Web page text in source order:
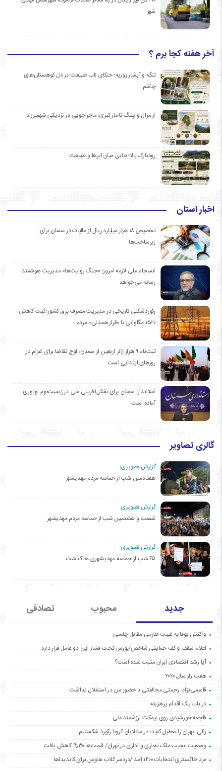
شهر
آخر هفته کجا برم ؟
تنگه و آبشار روزیه؛ خنکای ناب طبیعت در دل کوهستان‌های
چاشم
از مرال و پلنگ تا مار کبری؛ ماجراجویی در نزدیکی شهمیرزاد
رودبارک بالا؛ جایی میان ابرها و طبیعت
اخبار استان
تخصیص ۱۸ هزار میلیارد ریال از مالیات در سمنان برای
زیرساخت‌ها
انسجام ملی لازمه امروز؛ «جنگ روایت‌ها» مدیریت هوشمند
رسانه می‌خواهد
رکوردشکنی تاریخی در مدیریت مصرف برق کشور؛ ثبت کاهش
۱۵۲۰ مگاواتی با «قرار همدلی» مردم
ثبت‌نام ۹ هزار زائر اربعین از سمنان؛ اوج تقاضا برای اعزام در
روزهای ابتدایی است
استاندار: سمنان برای نقش‌آفرینی ملی در زیست‌بوم نوآوری
آماده است
گالری تصاویر
گزارش تصویری:
هفتادمین شب از حماسه مردم مهدیشهر
گزارش تصویری:
شصت و هشتمین شب از حماسه مردم مهدیشهر
گزارش تصویری:
۶۵ شب از حماسه مهدیشهری ها گذشت
جدید محبوب تصادفی
واکنش یوفا به غیبت طارمی مقابل چلسی
اعلام سقف و کف حمایتی شاخص/بورس تحت فشار این دو عامل قرار دارد
آیا رشد اقتصادی ایران مثبت شده است؟
هفت راز سال ۲۰۲۰
قاسمی‌نژاد: رحمتی مخالفتی با حضور من در استقلال نداشت
در باب یک اقدام پرهزینه
فاجعه خورشیدی روی نیمکت ارزشمند ملی
زالی: تهران را تعطیل کنید؛ در مبتلایان کرونا رکورد شکستیم
وضعیت عجیب ملک تجاری و اداری در تهران/ قیمت‌ها ۳۰% کاهش یافت
مردِ خاکستری انتخابات ۱۴۰۰ آمد /دردسر کلاب هاوس برای کاندیداها